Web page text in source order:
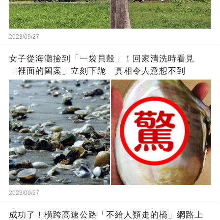
2023/09/27
女子從海灘撿到「一袋貝殼」！回家清洗時看見
「裡面的圖案」立刻下跪 真相令人意想不到
2023/09/27
成功了！橫跨高速公路「不給人類走的橋」網路上